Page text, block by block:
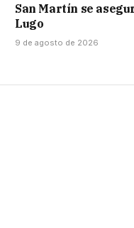
San Martín se
Lugo
9 de agosto de 2026